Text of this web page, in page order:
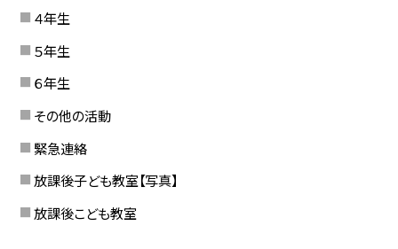
４年生
５年生
６年生
その他の活動
緊急連絡
放課後子ども教室【写真】
放課後こども教室